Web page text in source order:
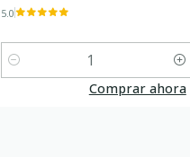
5.0
Cantidad
Comprar ahora